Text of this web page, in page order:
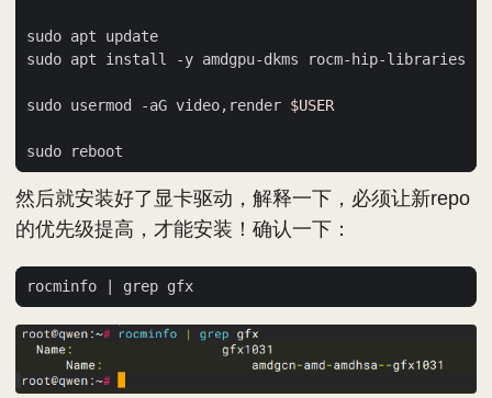
sudo usermod -aG video,render $USER
然后就安装好了显卡驱动，解释一下，必须让新repo
的优先级提高，才能安装！确认一下：
rocminfo